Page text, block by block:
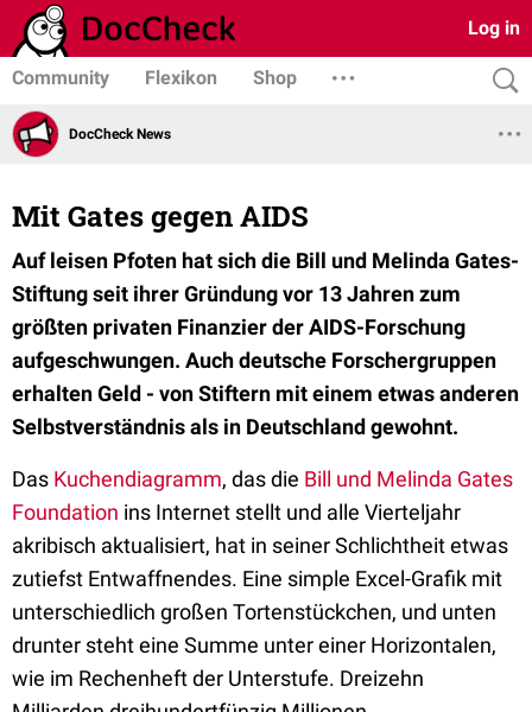
Log in
Community Flexikon Shop
DocCheck News
Mit Gates gegen AIDS
Auf leisen Pfoten hat sich die Bill und Melinda Gates-
Stiftung seit ihrer Gründung vor 13 Jahren zum
größten privaten Finanzier der AIDS-Forschung
aufgeschwungen. Auch deutsche Forschergruppen
erhalten Geld - von Stiftern mit einem etwas anderen
Selbstverständnis als in Deutschland gewohnt.
Das Kuchendiagramm, das die Bill und Melinda Gates
Foundation ins Internet stellt und alle Vierteljahr
akribisch aktualisiert, hat in seiner Schlichtheit etwas
zutiefst Entwaffnendes. Eine simple Excel-Grafik mit
unterschiedlich großen Tortenstückchen, und unten
drunter steht eine Summe unter einer Horizontalen,
wie im Rechenheft der Unterstufe. Dreizehn